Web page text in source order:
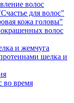
волос
для волос"
кожа головы"
волос
и жемчуга
шелка и
во время